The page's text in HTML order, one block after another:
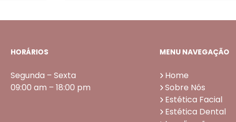
HORÁRIOS
Segunda – Sexta
09:00 am – 18:00 pm
MENU NAVEGAÇÃO
Home
Sobre Nós
Estética Facial
Estética Dental